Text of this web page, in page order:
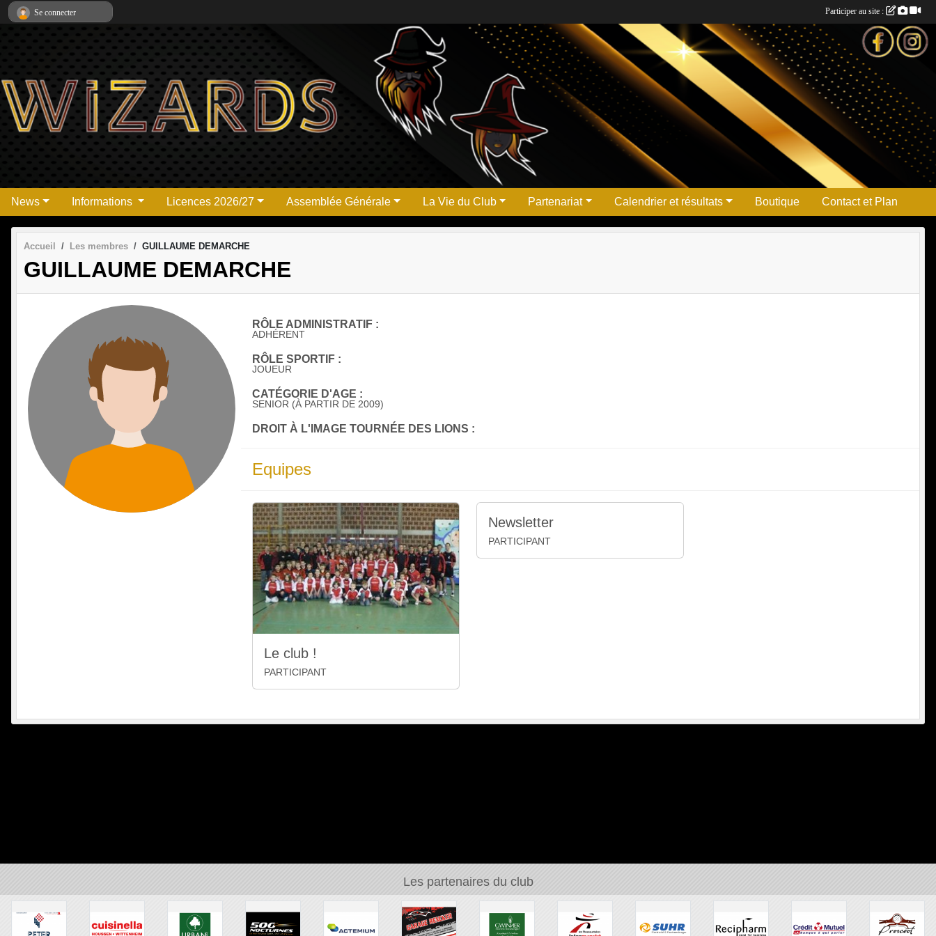
News Informations Licences 2026/27 Assemblée Générale La Vie du Club Partenariat Calendrier et résultats Boutique Contact et Plan
Accueil Les membres GUILLAUME DEMARCHE
GUILLAUME DEMARCHE
RÔLE ADMINISTRATIF :
ADHÉRENT
RÔLE SPORTIF :
JOUEUR
CATÉGORIE D'AGE :
SENIOR (À PARTIR DE 2009)
DROIT À L'IMAGE TOURNÉE DES LIONS :
Equipes
Le club !
PARTICIPANT
Newsletter
PARTICIPANT
Les partenaires du club
Se connecter Participer au site :
Panneau de gestion des cookies